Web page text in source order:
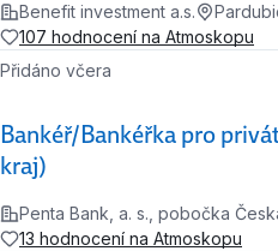
Benefit investment a.s.
107 hodnocení na Atmoskopu
Bankéř/Bankéřka pro
kraj)
Přidáno včera
Penta Bank, a. s., pobočka
13 hodnocení na Atmoskopu